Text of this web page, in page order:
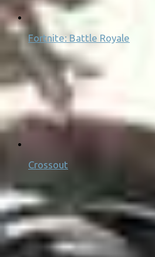
Fortnite: Battle Royale
Crossout